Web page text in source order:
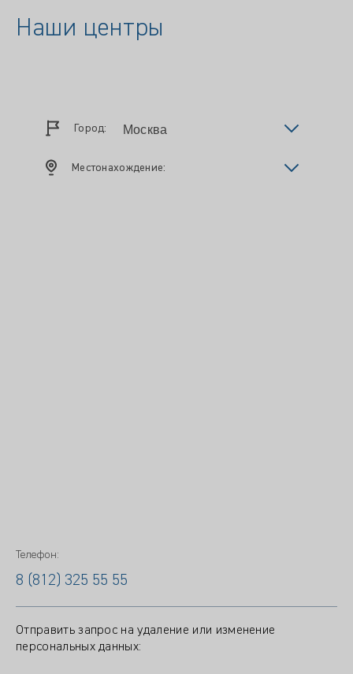
Наши центры
Город:
Местонахождение:
Телефон:
8 (812) 325 55 55
Отправить запрос на удаление или изменение
персональных данных: